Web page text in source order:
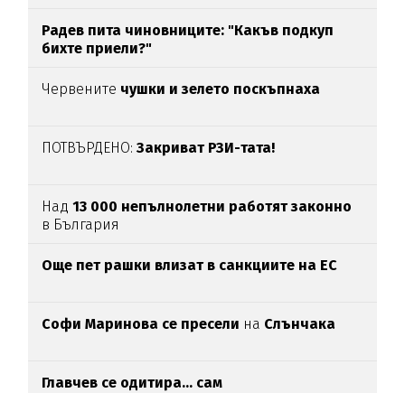
Радев пита чиновниците: "Какъв подкуп
бихте приели?"
Червените чушки и зелето поскъпнаха
ПОТВЪРДЕНО:Закриват РЗИ-тата!
Над13 000 непълнолетни работят законно
в България
Oще пет рашки влизат в санкциите на ЕС
Софи Маринова се пресели на Слънчака
Главчев се одитира... сам